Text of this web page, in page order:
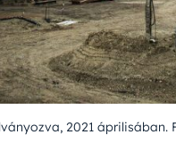
2021